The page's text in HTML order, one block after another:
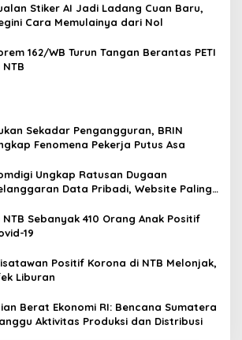
Stiker AI Jadi Ladang Cuan Baru,
Cara Memulainya dari Nol
162/WB Turun Tangan Berantas PETI
NTB
Sekadar Pengangguran, BRIN
Fenomena Pekerja Putus Asa
Ungkap Ratusan Dugaan
Data Pribadi, Website Paling
NTB Sebanyak 410 Orang Anak Positif
19
Positif Korona di NTB Melonjak,
Liburan
Berat Ekonomi RI: Bencana Sumatera
Aktivitas Produksi dan Distribusi